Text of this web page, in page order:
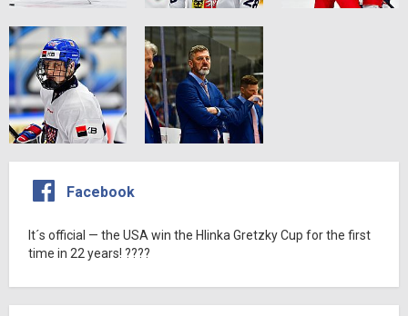
Facebook
It´s official — the USA win the Hlinka Gretzky Cup for the first
time in 22 years! ????